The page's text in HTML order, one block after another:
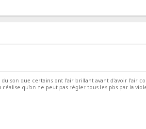
son que certains ont l'air brillant avant d'avoir l'air
qu'on ne peut pas régler tous les pbs par la